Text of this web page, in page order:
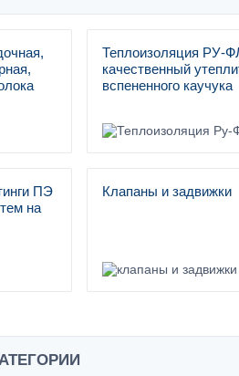
Теплоизоляция РУ-
качественный
вспененного каучука
ПЭ
на
Клапаны и задвижки